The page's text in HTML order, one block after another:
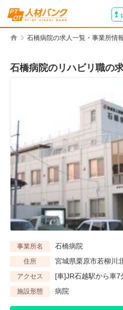
石橋病院の求人一覧・事業所情
石橋病院のリハビリ職の
事業所名 石橋病院
住所 宮城県栗原市若柳川
アクセス [車]JR石越駅から車7
施設形態 病院